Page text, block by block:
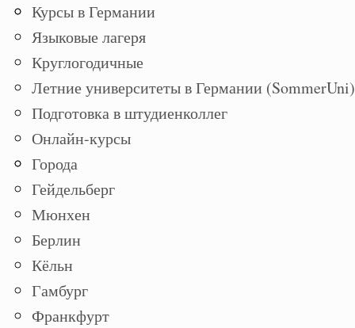
Курсы в Германии
Языковые лагеря
Круглогодичные
Летние университеты в Германии (SommerUni)
Подготовка в штудиенколлег
Онлайн-курсы
Города
Гейдельберг
Мюнхен
Берлин
Кёльн
Гамбург
Франкфурт